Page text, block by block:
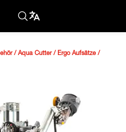
/ Aqua Cutter / Ergo Aufsätze /